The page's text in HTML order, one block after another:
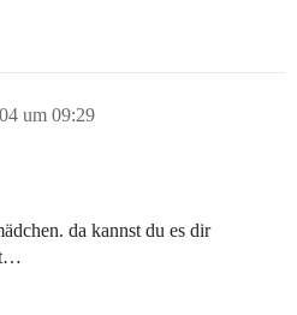
um 09:29
da kannst du es dir